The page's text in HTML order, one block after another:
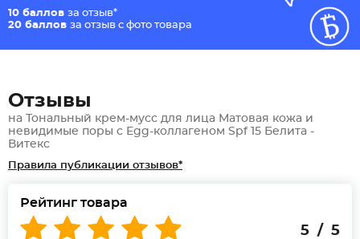
10 баллов за отзыв*
20 баллов за отзыв с фото товара
Отзывы
на Тональный крем-мусс для лица Матовая кожа и
невидимые поры с Egg-коллагеном Spf 15 Белита -
Витекс
Правила публикации отзывов*
Рейтинг товара
5 / 5